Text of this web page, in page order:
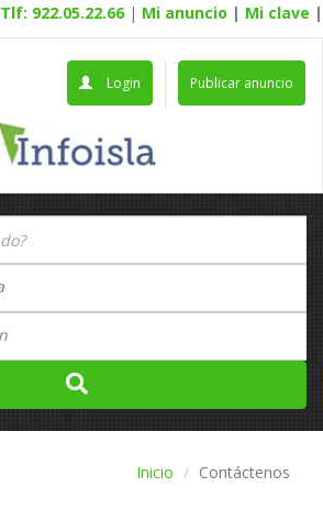
Tlf: 922.05.22.66 | Mi anuncio | Mi clave |
Publicar anuncio
Login
Inicio Contáctenos